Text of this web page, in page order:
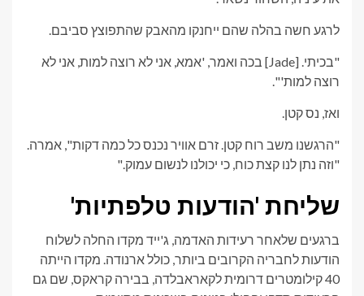
לרגע חשה בהלה שהם ייחנקו מהאבק שהתפוצץ סביבם.
"בכיתי. [Jade] בכה ואמר, 'אמא, אני לא רוצה למות, אני לא
רוצה למות'".
ואז, נס קטן.
"הרגשנו משב רוח קטן. זרם אוויר נכנס כל כמה דקות", אמרה.
"וזה נתן לנו קצת כוח, כי יכולנו לנשום עמוק."
שליחת 'הודעות טלפתיות'
ברגעים שלאחר רעידות האדמה, ג'ייד מקדו החלה לשלוח
הודעות לחבריה הקרובים ביותר, כולל ארנודה. מקדו הייתה
40 קילומטרים דרומית לקאראבלדה, בבירה קראקס, שם גם